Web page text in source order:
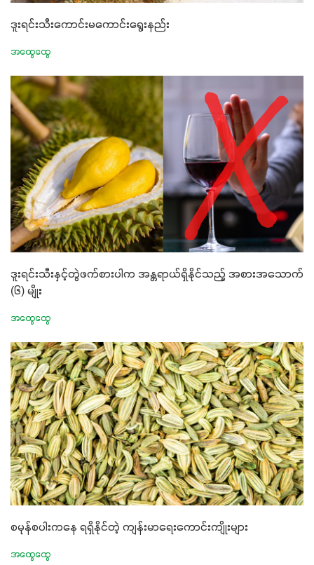
ဒူးရင်းသီးကောင်းမကောင်းရွေးနည်း
အထွေထွေ
ဒူးရင်းသီးနှင့်တွဲဖက်စားပါက အန္တရာယ်ရှိနိုင်သည့် အစားအသောက်
(၆) မျိုး
အထွေထွေ
စမုန်စပါးကနေ ရရှိနိုင်တဲ့ ကျန်းမာရေးကောင်းကျိုးများ
အထွေထွေ